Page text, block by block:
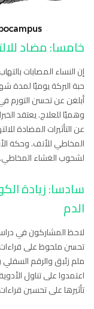
خامسا: مضاد
حبة البركة يوميًا لمدة
أبلغن عن تحسن التورم
وهميًا للعلاج. يعتقد
عن التأثيرات المضادة
المخاطي للأنف. وحكة
لشحوب الغشاء المخاطي.
سادسا: زيادة
الدم
اعتمدوا على تناول
تأثيرها على تحسين